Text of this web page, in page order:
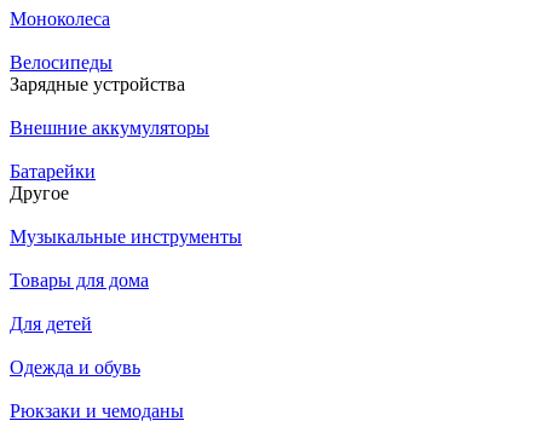
Моноколеса
Велосипеды
Зарядные устройства
Внешние аккумуляторы
Батарейки
Другое
Музыкальные инструменты
Товары для дома
Для детей
Одежда и обувь
Рюкзаки и чемоданы